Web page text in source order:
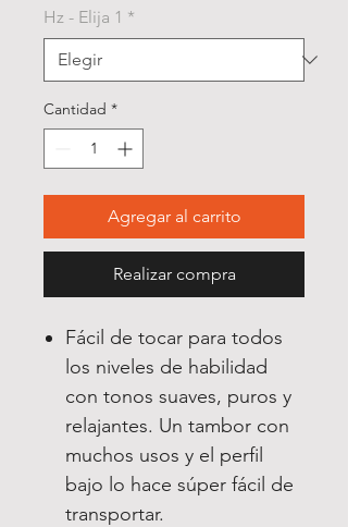
Hz - Elija 1 *
Cantidad *
Agregar al carrito
Realizar compra
Fácil de tocar para todos
los niveles de habilidad
con tonos suaves, puros y
relajantes. Un tambor con
muchos usos y el perfil
bajo lo hace súper fácil de
transportar.